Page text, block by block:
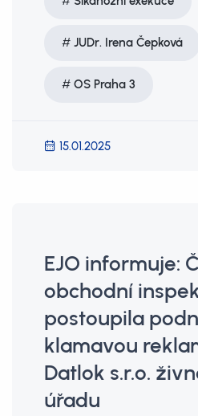
JUDr. Irena Čepková
OS Praha 3
15.01.2025
EJO informuje:
obchodní
postoupila
klamavou
Datlok s.r.o.
úřadu